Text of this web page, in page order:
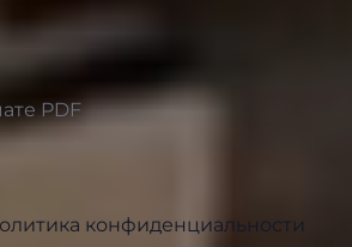
PDF
конфиденциальности